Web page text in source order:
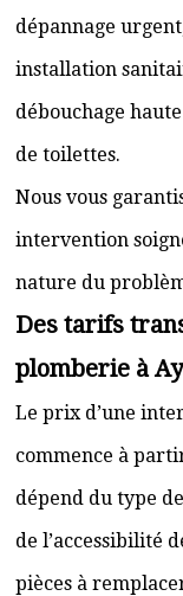
dépannage
installation
débouchage
de toilettes.
Nous vous
intervention
nature du
Des tarifs
plomberie à
Le prix d’une
commence à
dépend du type
de l’accessibilité
pièces à